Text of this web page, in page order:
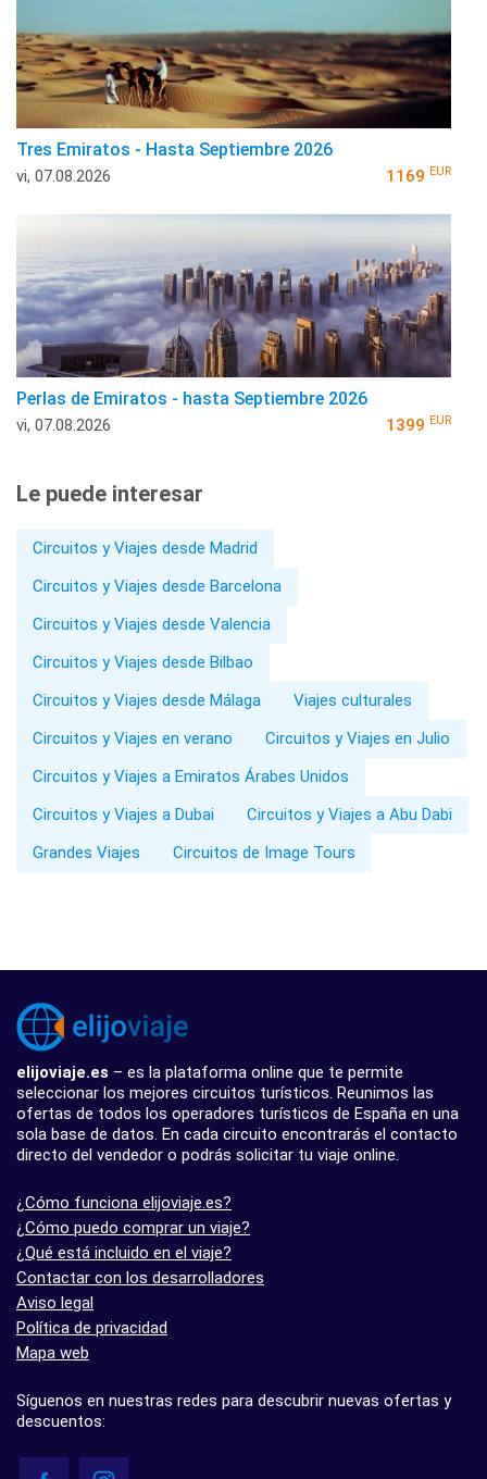
Tres Emiratos - Hasta Septiembre 2026
vi, 07.08.2026 1169 EUR
Perlas de Emiratos - hasta Septiembre 2026
vi, 07.08.2026 1399 EUR
Le puede interesar
Circuitos y Viajes desde Madrid
Circuitos y Viajes desde Barcelona
Circuitos y Viajes desde Valencia
Circuitos y Viajes desde Bilbao
Circuitos y Viajes desde Málaga
Viajes culturales
Circuitos y Viajes en verano
Circuitos y Viajes en Julio
Circuitos y Viajes a Emiratos Árabes Unidos
Circuitos y Viajes a Dubai
Circuitos y Viajes a Abu Dabi
Grandes Viajes
Circuitos de Image Tours
elijoviaje.es – es la plataforma online que te permite
seleccionar los mejores circuitos turísticos. Reunimos las
ofertas de todos los operadores turísticos de España en una
sola base de datos. En cada circuito encontrarás el contacto
directo del vendedor o podrás solicitar tu viaje online.
¿Cómo funciona elijoviaje.es?
¿Cómo puedo comprar un viaje?
¿Qué está incluido en el viaje?
Contactar con los desarrolladores
Aviso legal
Política de privacidad
Mapa web
Síguenos en nuestras redes para descubrir nuevas ofertas y
descuentos: